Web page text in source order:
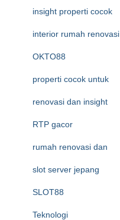
insight properti cocok
interior rumah renovasi
OKTO88
properti cocok untuk
renovasi dan insight
RTP gacor
rumah renovasi dan
slot server jepang
SLOT88
Teknologi